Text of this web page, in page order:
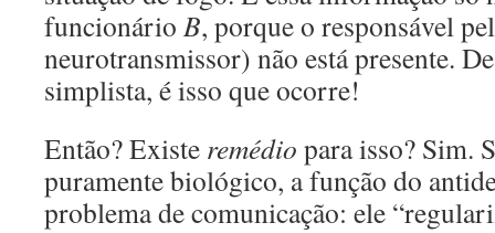
funcionário B, porque o responsável
neurotransmissor) não está presente.
simplista, é isso que ocorre!
Então? Existe remédio para isso? Sim.
puramente biológico, a função do
problema de comunicação: ele